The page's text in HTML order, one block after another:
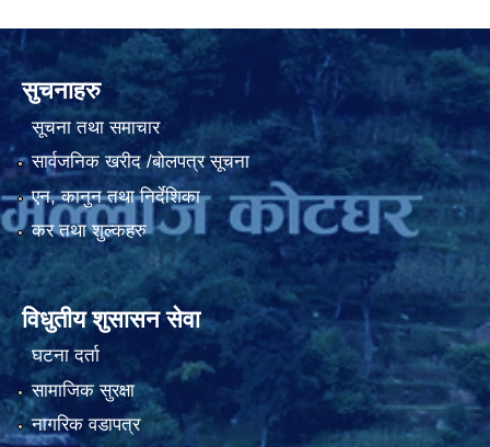
नियमित खाेप केन्द्र विवरण
सुचनाहरु
सूचना तथा समाचार
सार्वजनिक खरीद /बोलपत्र सूचना
एन, कानुन तथा निर्देशिका
कर तथा शुल्कहरु
विधुतीय शुसासन सेवा
घटना दर्ता
सामाजिक सुरक्षा
नागरिक वडापत्र